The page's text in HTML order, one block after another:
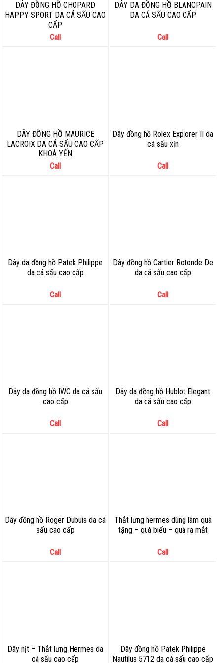
DÂY ĐỒNG HỒ CHOPARD
HAPPY SPORT DA CÁ SẤU CAO
CẤP
Call
DÂY DA ĐỒNG HỒ BLANCPAIN
DA CÁ SẤU CAO CẤP
Call
DÂY ĐỒNG HỒ MAURICE
LACROIX DA CÁ SẤU CAO CẤP
KHOÁ YẾN
Call
Dây đồng hồ Rolex Explorer II da
cá sấu xịn
Call
Dây da đồng hồ Patek Philippe
da cá sấu cao cấp
Call
Dây đồng hồ Cartier Rotonde De
da cá sấu cao cấp
Call
Dây da đồng hồ IWC da cá sấu
cao cấp
Call
Dây da đồng hồ Hublot Elegant
da cá sấu cao cấp
Call
Dây đồng hồ Roger Dubuis da cá
sấu cao cấp
Call
Thắt lưng hermes dùng làm quà
tặng – quà biếu – quà ra mắt
Call
Dây nịt – Thắt lưng Hermes da
cá sấu cao cấp
Dây đồng hồ Patek Philippe
Nautilus 5712 da cá sấu cao cấp